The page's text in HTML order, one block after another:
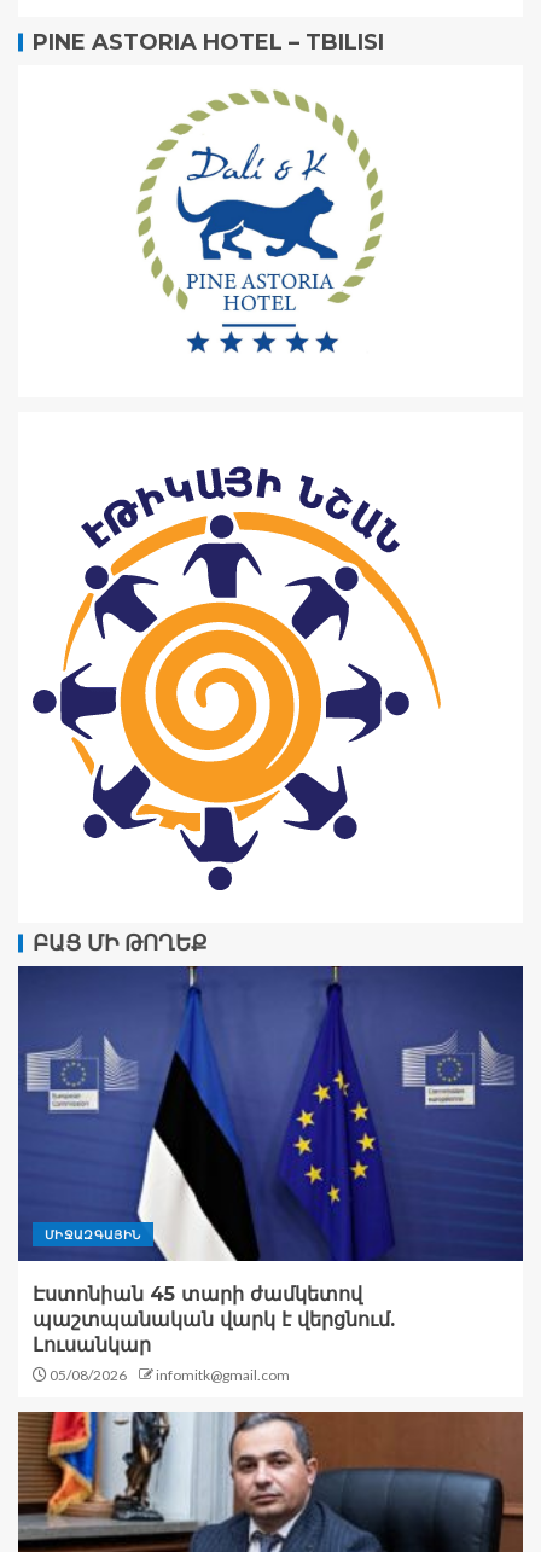
PINE ASTORIA HOTEL – TBILISI
ԲԱՑ ՄԻ ԹՈՂԵՔ
ՄԻՋԱԶԳԱՅԻՆ
Էստոնիան 45 տարի ժամկետով
պաշտպանական վարկ է վերցնում.
Լուսանկար
05/08/2026 infomitk@gmail.com